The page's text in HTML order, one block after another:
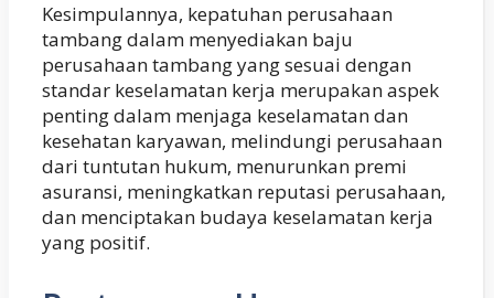
Kesimpulannya, kepatuhan perusahaan
tambang dalam menyediakan baju
perusahaan tambang yang sesuai dengan
standar keselamatan kerja merupakan aspek
penting dalam menjaga keselamatan dan
kesehatan karyawan, melindungi perusahaan
dari tuntutan hukum, menurunkan premi
asuransi, meningkatkan reputasi perusahaan,
dan menciptakan budaya keselamatan kerja
yang positif.